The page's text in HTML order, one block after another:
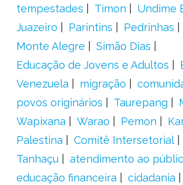
tempestades
Timon
Undime
Juazeiro
Parintins
Pedrinhas
Monte Alegre
Simão Dias
Educação de Jovens e Adultos
Venezuela
migração
povos originários
Taurepang
Wapixana
Warao Pemon
Palestina
Comitê Intersetorial
Tanhaçu
atendimento ao
educação financeira
cidadania